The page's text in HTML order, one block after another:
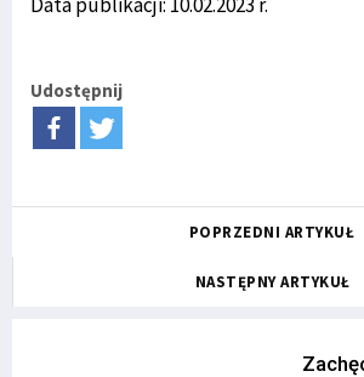
Udostępnij
POPRZEDNI ARTYKUŁ
NASTĘPNY ARTYKUŁ